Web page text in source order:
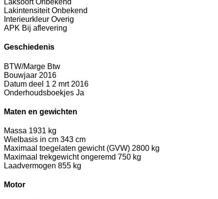
Laksoort Onbekend
Lakintensiteit Onbekend
Interieurkleur Overig
APK Bij aflevering
Geschiedenis
BTW/Marge Btw
Bouwjaar 2016
Datum deel 1 2 mrt 2016
Onderhoudsboekjes Ja
Maten en gewichten
Massa 1931 kg
Wielbasis in cm 343 cm
Maximaal toegelaten gewicht (GVW) 2800 kg
Maximaal trekgewicht ongeremd 750 kg
Laadvermogen 855 kg
Motor